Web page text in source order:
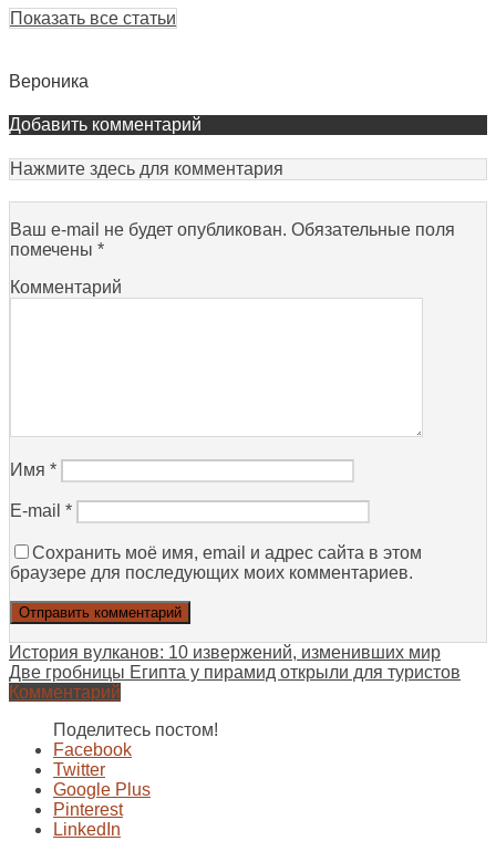
Показать все статьи
Вероника
Добавить комментарий
Нажмите здесь для комментария
Ваш e-mail не будет опубликован. Обязательные поля
помечены *
Комментарий
Имя *
E-mail *
Сохранить моё имя, email и адрес сайта в этом
браузере для последующих моих комментариев.
История вулканов: 10 извержений, изменивших мир
Две гробницы Египта у пирамид открыли для туристов
Комментарий
Поделитесь постом!
Facebook
Twitter
Google Plus
Pinterest
LinkedIn